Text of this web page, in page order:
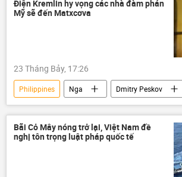
Đông Nam Á
Điện Kremlin hy vọng các nhà đàm phán
Mỹ sẽ đến Matxcơva
23 Tháng Bảy, 17:26
Philippines Nga
Dmitry Peskov
Điện Kremlin
Vladimir Putin
Thế giới
Hoa Kỳ
Moskva
Ukraina
Sergey Lavrov
Bãi Cỏ Mây nóng trở lại, Việt Nam đề
nghị tôn trọng luật pháp quốc tế